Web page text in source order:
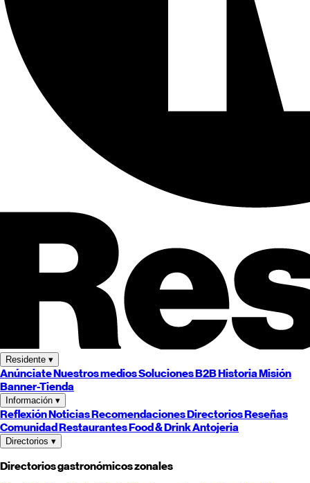
Residente ▾
AnúnciateNuestros mediosSoluciones B2BHistoriaMisión
Banner-Tienda
Información ▾
ReflexiónNoticiasRecomendacionesDirectoriosReseñas
ComunidadRestaurantesFood & DrinkAntojeria
Directorios ▾
Directorios gastronómicos zonales